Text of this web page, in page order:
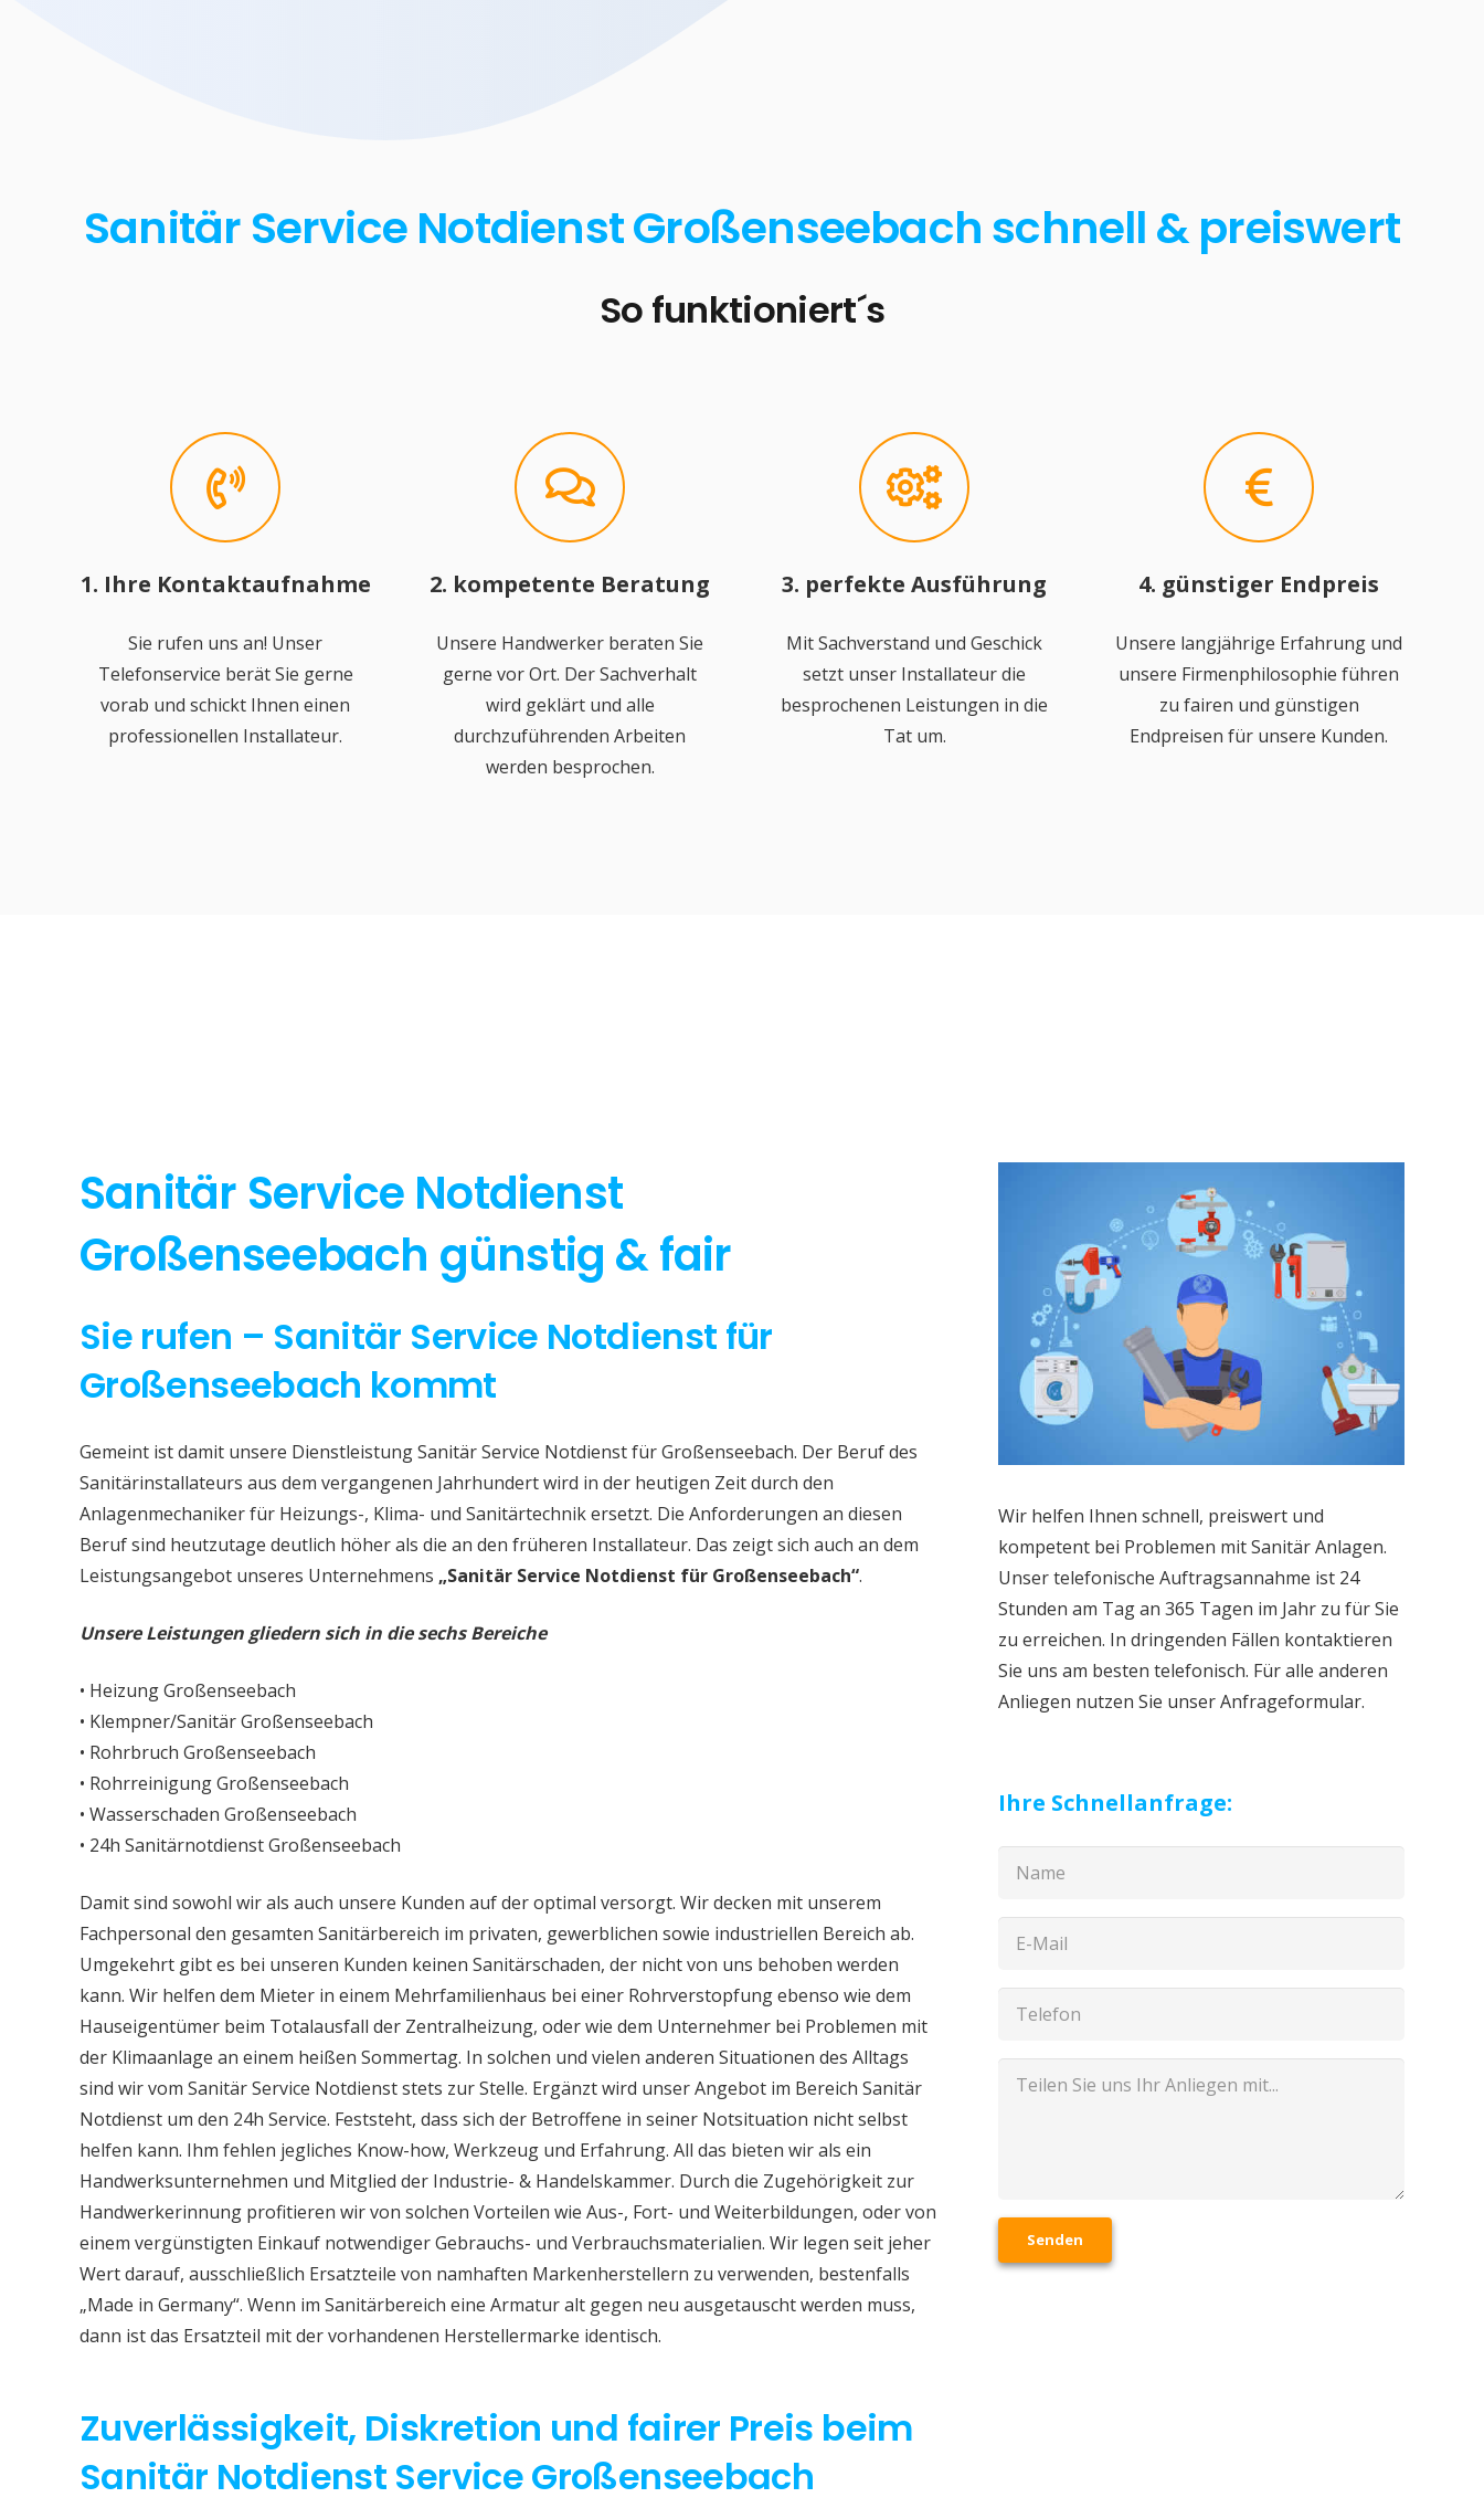
Sanitär Service Notdienst Großenseebach schnell & preiswert
So funktioniert´s
1. Ihre Kontaktaufnahme
Sie rufen uns an! Unser
Telefonservice berät Sie gerne
vorab und schickt Ihnen einen
professionellen Installateur.
2. kompetente Beratung
Unsere Handwerker beraten Sie
gerne vor Ort. Der Sachverhalt
wird geklärt und alle
durchzuführenden Arbeiten
werden besprochen.
3. perfekte Ausführung
Mit Sachverstand und Geschick
setzt unser Installateur die
besprochenen Leistungen in die
Tat um.
4. günstiger Endpreis
Unsere langjährige Erfahrung und
unsere Firmenphilosophie führen
zu fairen und günstigen
Endpreisen für unsere Kunden.
Sanitär Service Notdienst
Großenseebach günstig & fair
Sie rufen – Sanitär Service Notdienst für
Großenseebach kommt
Gemeint ist damit unsere Dienstleistung Sanitär Service Notdienst für Großenseebach. Der Beruf des
Sanitärinstallateurs aus dem vergangenen Jahrhundert wird in der heutigen Zeit durch den
Anlagenmechaniker für Heizungs-, Klima- und Sanitärtechnik ersetzt. Die Anforderungen an diesen
Beruf sind heutzutage deutlich höher als die an den früheren Installateur. Das zeigt sich auch an dem
Leistungsangebot unseres Unternehmens „Sanitär Service Notdienst für Großenseebach“.
Unsere Leistungen gliedern sich in die sechs Bereiche
• Heizung Großenseebach
• Klempner/Sanitär Großenseebach
• Rohrbruch Großenseebach
• Rohrreinigung Großenseebach
• Wasserschaden Großenseebach
• 24h Sanitärnotdienst Großenseebach
Damit sind sowohl wir als auch unsere Kunden auf der optimal versorgt. Wir decken mit unserem
Fachpersonal den gesamten Sanitärbereich im privaten, gewerblichen sowie industriellen Bereich ab.
Umgekehrt gibt es bei unseren Kunden keinen Sanitärschaden, der nicht von uns behoben werden
kann. Wir helfen dem Mieter in einem Mehrfamilienhaus bei einer Rohrverstopfung ebenso wie dem
Hauseigentümer beim Totalausfall der Zentralheizung, oder wie dem Unternehmer bei Problemen mit
der Klimaanlage an einem heißen Sommertag. In solchen und vielen anderen Situationen des Alltags
sind wir vom Sanitär Service Notdienst stets zur Stelle. Ergänzt wird unser Angebot im Bereich Sanitär
Notdienst um den 24h Service. Feststeht, dass sich der Betroffene in seiner Notsituation nicht selbst
helfen kann. Ihm fehlen jegliches Know-how, Werkzeug und Erfahrung. All das bieten wir als ein
Handwerksunternehmen und Mitglied der Industrie- & Handelskammer. Durch die Zugehörigkeit zur
Handwerkerinnung profitieren wir von solchen Vorteilen wie Aus-, Fort- und Weiterbildungen, oder von
einem vergünstigten Einkauf notwendiger Gebrauchs- und Verbrauchsmaterialien. Wir legen seit jeher
Wert darauf, ausschließlich Ersatzteile von namhaften Markenherstellern zu verwenden, bestenfalls
„Made in Germany“. Wenn im Sanitärbereich eine Armatur alt gegen neu ausgetauscht werden muss,
dann ist das Ersatzteil mit der vorhandenen Herstellermarke identisch.
Zuverlässigkeit, Diskretion und fairer Preis beim
Sanitär Notdienst Service Großenseebach
Wir helfen Ihnen schnell, preiswert und
kompetent bei Problemen mit Sanitär Anlagen.
Unser telefonische Auftragsannahme ist 24
Stunden am Tag an 365 Tagen im Jahr zu für Sie
zu erreichen. In dringenden Fällen kontaktieren
Sie uns am besten telefonisch. Für alle anderen
Anliegen nutzen Sie unser Anfrageformular.
Ihre Schnellanfrage:
Senden